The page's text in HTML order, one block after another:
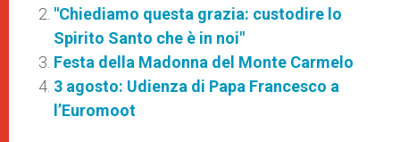
"Chiediamo questa grazia: custodire lo
Spirito Santo che è in noi"
Festa della Madonna del Monte Carmelo
3 agosto: Udienza di Papa Francesco a
l’Euromoot